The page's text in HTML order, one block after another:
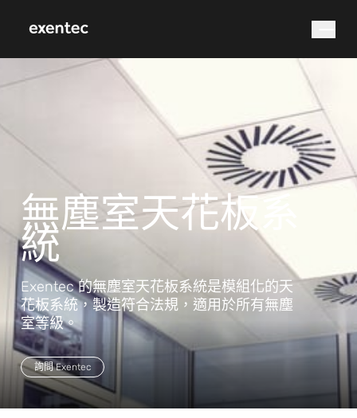
您在尋找什麼？
無塵室天花板系
統
Exentec 的無塵室天花板系統是模組化的天
花板系統，製造符合法規，適用於所有無塵
室等級。
詢問 Exentec